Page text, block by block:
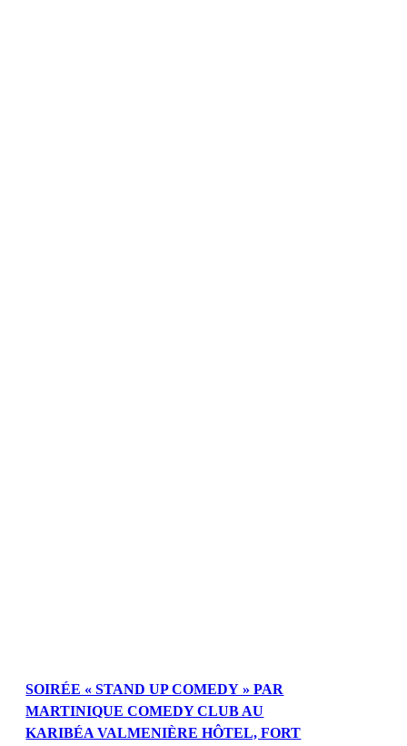
SOIRÉE « STAND UP COMEDY » PAR
MARTINIQUE COMEDY CLUB AU
KARIBÉA VALMENIÈRE HÔTEL, FORT